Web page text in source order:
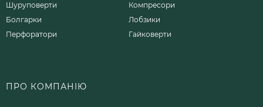
Шуруповерти
Болгарки
Перфоратори
Компресори
Лобзики
Гайковерти
ПРО КОМПАНІЮ